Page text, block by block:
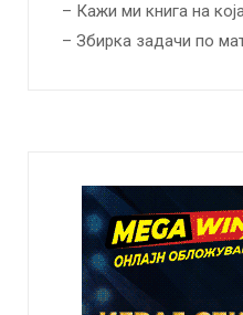
– Кажи ми книга на
– Збирка задачи по